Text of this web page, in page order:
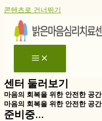
콘텐츠로 건너뛰기
센터 둘러보기
마음의 회복을 위한 안전한 공간
마음의 회복을 위한 안전한 공간
준비중...